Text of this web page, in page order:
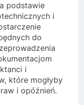
podstawie
i
do
i
które mogłyby
i opóźnień.